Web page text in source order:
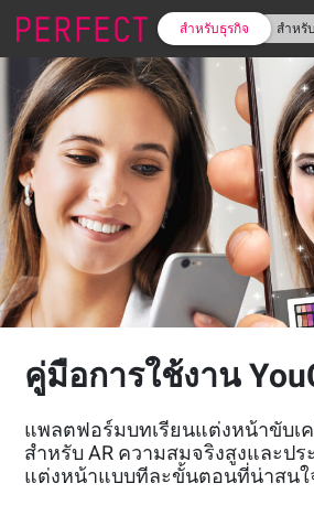
สำหรับธุรกิจ สำหรั
คู่มือการใช้งาน
แพลตฟอร์มบทเรียนแต่งหน้าขับเ
สำหรับ AR ความสมจริงสูงและป
แต่งหน้าแบบทีละขั้นตอนที่น่าสนใ